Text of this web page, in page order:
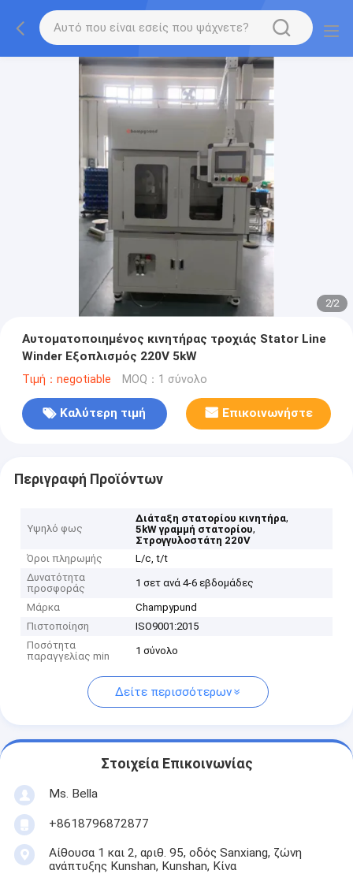
2/2
Αυτοματοποιημένος κινητήρας τροχιάς Stator Line
Winder Εξοπλισμός 220V 5kW
Τιμή：negotiable MOQ：1 σύνολο
Καλύτερη τιμή Επικοινωνήστε
Περιγραφή Προϊόντων
Υψηλό φως
Διάταξη στατορίου κινητήρα,
5kW γραμμή στατορίου,
Στρογγυλοστάτη 220V
Όροι πληρωμής
L/c, t/t
Δυνατότητα
προσφοράς
1 σετ ανά 4-6 εβδομάδες
Μάρκα
Champypund
Πιστοποίηση
ISO9001:2015
Ποσότητα
παραγγελίας min
1 σύνολο
Δείτε περισσότερων
Στοιχεία Επικοινωνίας
Ms. Bella
+8618796872877
Αίθουσα 1 και 2, αριθ. 95, οδός Sanxiang, ζώνη
ανάπτυξης Kunshan, Kunshan, Κίνα